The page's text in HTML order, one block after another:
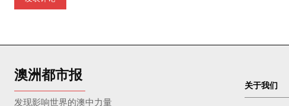
澳洲都市报
发现影响世界的澳中力量
关于我们